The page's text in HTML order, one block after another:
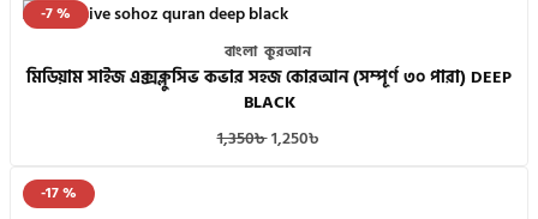
-7 %
বাংলা কুরআন
মিডিয়াম সাইজ এক্সক্লুসিভ কভার সহজ কোরআন (সম্পূর্ণ ৩০ পারা) DEEP
BLACK
1,350৳1,250৳
-17 %